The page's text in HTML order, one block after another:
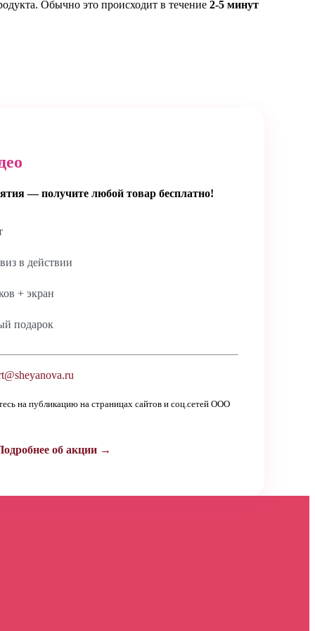
Обычно это происходит в течение 2-5 минут
— получите любой товар бесплатно!
в действии
+ экран
подарок
на публикацию на страницах сайтов и соц.сетей ООО
об акции →